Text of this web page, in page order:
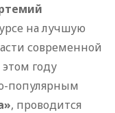
на лучшую
современной
этом году
популярным
, проводится